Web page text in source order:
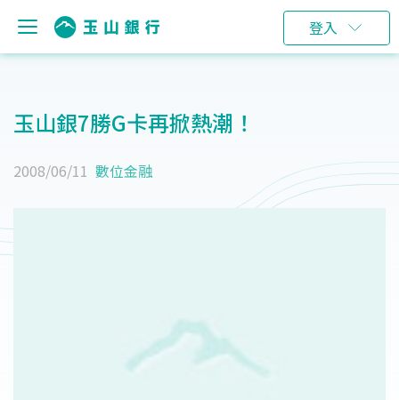
登入
玉山銀7勝G卡再掀熱潮！
2008/06/11 數位金融